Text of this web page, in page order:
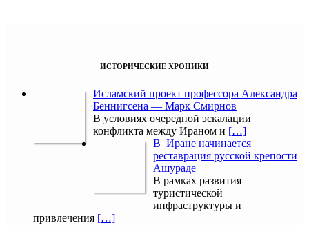
ИСТОРИЧЕСКИЕ ХРОНИКИ
Исламский проект профессора Александра
Беннигсена — Марк Смирнов
В условиях очередной эскалации
конфликта между Ираном и […]
В Иране начинается
реставрация русской крепости
Ашураде
В рамках развития
туристической
инфраструктуры и
привлечения […]